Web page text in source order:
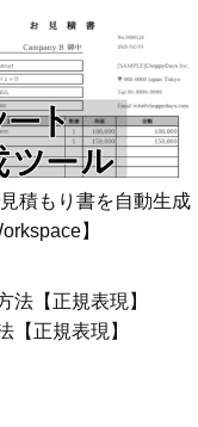
積もり書を自動生成
】
【正規表現】